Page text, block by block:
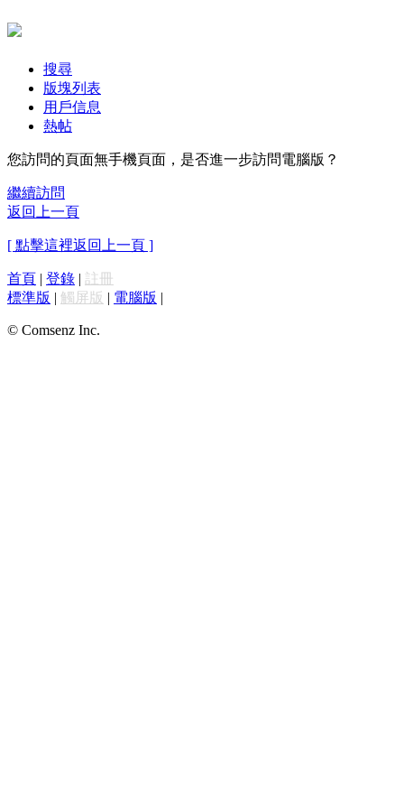
搜尋
版塊列表
用戶信息
熱帖
您訪問的頁面無手機頁面，是否進一步訪問電腦版？
繼續訪問
返回上一頁
[ 點擊這裡返回上一頁 ]
首頁 | 登錄 | 註冊
標準版 | 觸屏版 | 電腦版 |
© Comsenz Inc.